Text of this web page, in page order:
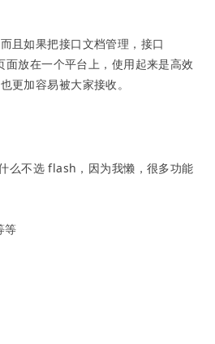
且如果把接口文档管理，接口
放在一个平台上，使用起来是高效
更加容易被大家接收。
么不选 flash，因为我懒，很多功能
等